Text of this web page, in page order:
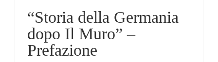
“Storia della Germania
dopo Il Muro” –
Prefazione